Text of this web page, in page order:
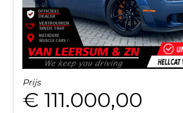
Prijs
€ 111.000,00